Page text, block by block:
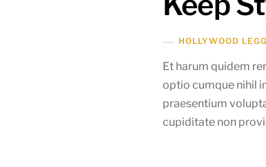
HOLLYWOOD
Et harum quidem
optio cumque nihil
praesentium
cupiditate non